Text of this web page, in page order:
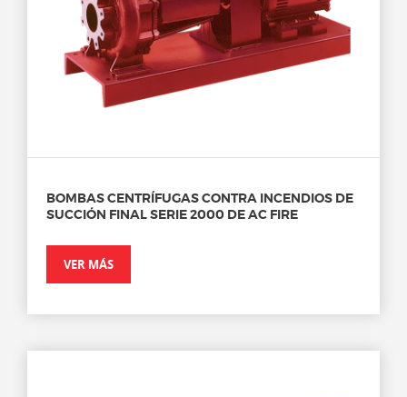
BOMBAS CENTRÍFUGAS CONTRA INCENDIOS DE
SUCCIÓN FINAL SERIE 2000 DE AC FIRE
VER MÁS